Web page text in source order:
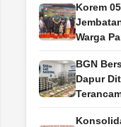
Korem
Warga
BGN
Dapur